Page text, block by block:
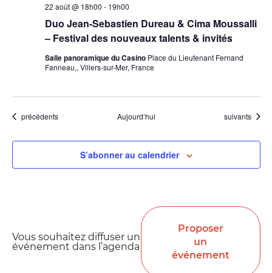
Duo Jean-Sebastien Dureau & Cima Moussalli
– Festival des nouveaux talents & invités
22 août @ 18h00 - 19h00
Salle panoramique du Casino Place du Lieutenant Fernand
Fanneau,, Villers-sur-Mer, France
Évènements
précédents Aujourd’hui Évènements
suivants
S’abonner au calendrier
Vous souhaitez diffuser un
événement dans l’agenda
Proposer
un
événement